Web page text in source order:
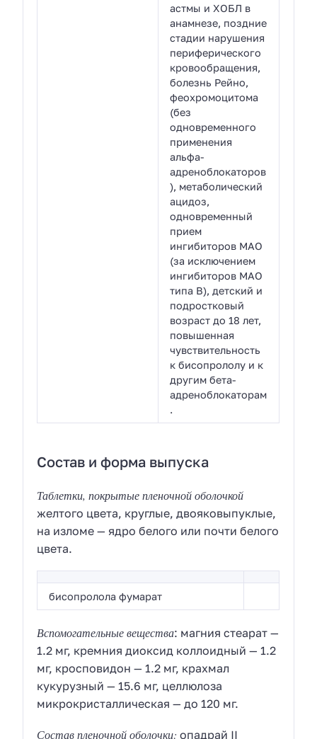
астмы и ХОБЛ в
анамнезе, поздние
стадии нарушения
периферического
кровообращения,
болезнь Рейно,
феохромоцитома
(без
одновременного
применения
альфа-
адреноблокаторов
), метаболический
ацидоз,
одновременный
прием
ингибиторов МАО
(за исключением
ингибиторов МАО
типа В), детский и
подростковый
возраст до 18 лет,
повышенная
чувствительность
к бисопрололу и к
другим бета-
адреноблокаторам
.
Состав и форма выпуска
Таблетки, покрытые пленочной оболочкой
желтого цвета, круглые, двояковыпуклые,
на изломе — ядро белого или почти белого
цвета.
бисопролола фумарат
Вспомогательные вещества: магния стеарат —
1.2 мг, кремния диоксид коллоидный — 1.2
мг, кросповидон — 1.2 мг, крахмал
кукурузный — 15.6 мг, целлюлоза
микрокристаллическая — до 120 мг.
Состав пленочной оболочки: опадрай II